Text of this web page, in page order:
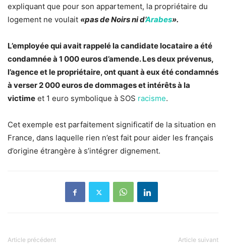
expliquant que pour son appartement, la propriétaire du
logement ne voulait «pas de Noirs ni d’Arabes».
L’employée qui avait rappelé la candidate locataire a été
condamnée à 1 000 euros d’amende. Les deux prévenus,
l’agence et le propriétaire, ont quant à eux été condamnés
à verser 2 000 euros de dommages et intérêts à la
victime et 1 euro symbolique à SOS racisme.
Cet exemple est parfaitement significatif de la situation en
France, dans laquelle rien n’est fait pour aider les français
d’origine étrangère à s’intégrer dignement.
Article précédent Article suivant